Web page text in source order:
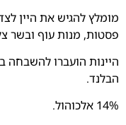
מומלץ להגיש את היין
פסטות, מנות עוף ובשר
הבלנד.
14% אלכוהול.